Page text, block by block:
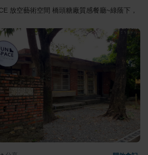
放空藝術空間 橋頭糖廠質感餐廳~綠蔭下，